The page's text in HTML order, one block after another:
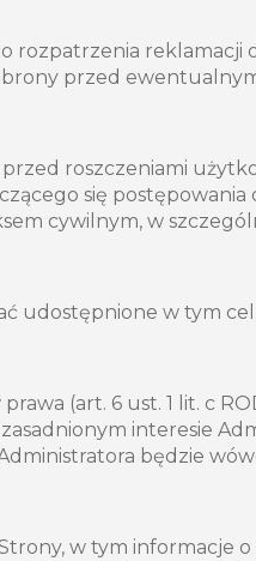
rozpatrzenia reklamacji
przed
roszczeniami
się postępowania
cywilnym, w
udostępnione w tym
(art. 6 ust. 1 lit. c
interesie
będzie
w tym informacje o